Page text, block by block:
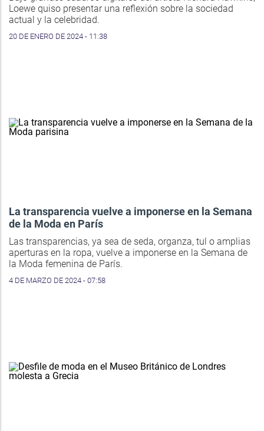
Loewe quiso presentar una reflexión sobre la sociedad
actual y la celebridad.
20 DE ENERO DE 2024 - 11:38
La transparencia vuelve a imponerse en la Semana
de la Moda en París
Las transparencias, ya sea de seda, organza, tul o amplias
aperturas en la ropa, vuelve a imponerse en la Semana de
la Moda femenina de París.
4 DE MARZO DE 2024 - 07:58